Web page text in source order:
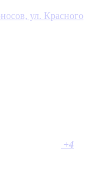
ул. Красного
+4